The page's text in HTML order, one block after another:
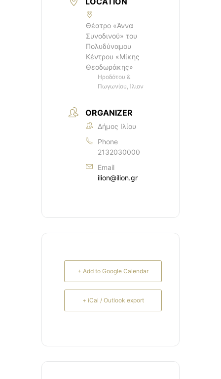
Θέατρο «Άννα
Συνοδινού» του
Πολυδύναμου
Κέντρου «Μίκης
Θεοδωράκης»
Ηροδότου &
Πωγωνίου, Ίλιον
ORGANIZER
Δήμος Ιλίου
Phone
2132030000
Email
ilion@ilion.gr
+ Add to Google Calendar
+ iCal / Outlook export